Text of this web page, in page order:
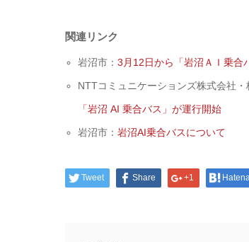
関連リンク
岩沼市：3月12日から「岩沼ＡＩ乗合
NTTコミュニケーションズ株式会社
「岩沼 AI 乗合バス」が運行開始
岩沼市：岩沼AI乗合バスについて
Tweet Share +1